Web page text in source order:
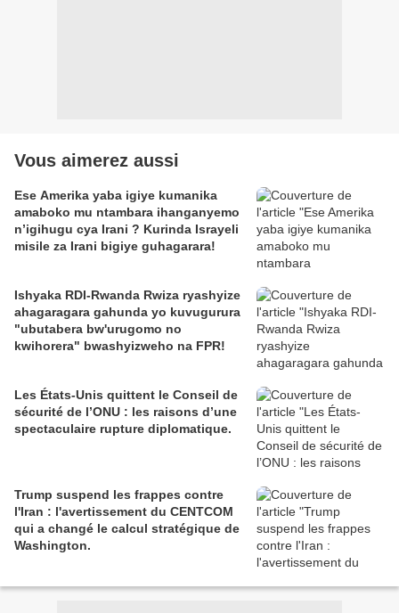
Vous aimerez aussi
Ese Amerika yaba igiye kumanika
amaboko mu ntambara ihanganyemo
n’igihugu cya Irani ? Kurinda Israyeli
misile za Irani bigiye guhagarara!
Ishyaka RDI-Rwanda Rwiza ryashyize
ahagaragara gahunda yo kuvugurura
"ubutabera bw'urugomo no
kwihorera" bwashyizweho na FPR!
Les États-Unis quittent le Conseil de
sécurité de l’ONU : les raisons d’une
spectaculaire rupture diplomatique.
Trump suspend les frappes contre
l'Iran : l'avertissement du CENTCOM
qui a changé le calcul stratégique de
Washington.